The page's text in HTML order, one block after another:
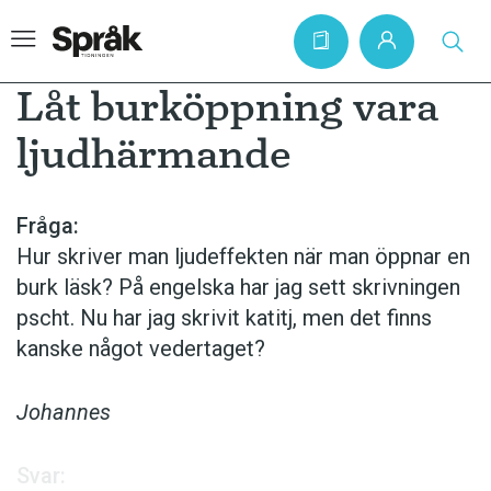
Hem
Artiklar
Krönikor
Språkfrågor
Skrivtips
Kviss
Låt burköppning vara
ljudhärmande
Fråga:
Hur skriver man ljudeffekten när man öppnar en
burk läsk? På engelska har jag sett skrivningen
pscht. Nu har jag skrivit katitj, men det finns
kanske något vedertaget?
Johannes